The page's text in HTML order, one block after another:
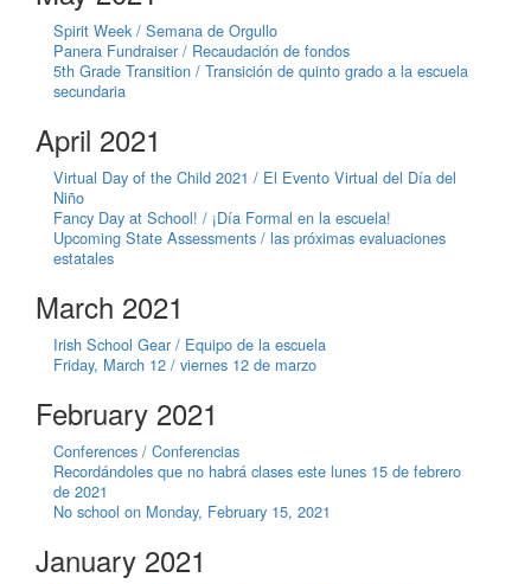
Spirit Week / Semana de Orgullo
Panera Fundraiser / Recaudación de fondos
5th Grade Transition / Transición de quinto grado a la escuela
secundaria
April 2021
Virtual Day of the Child 2021 / El Evento Virtual del Día del
Niño
Fancy Day at School! / ¡Día Formal en la escuela!
Upcoming State Assessments / las próximas evaluaciones
estatales
March 2021
Irish School Gear / Equipo de la escuela
Friday, March 12 / viernes 12 de marzo
February 2021
Conferences / Conferencias
Recordándoles que no habrá clases este lunes 15 de febrero
de 2021
No school on Monday, February 15, 2021
January 2021